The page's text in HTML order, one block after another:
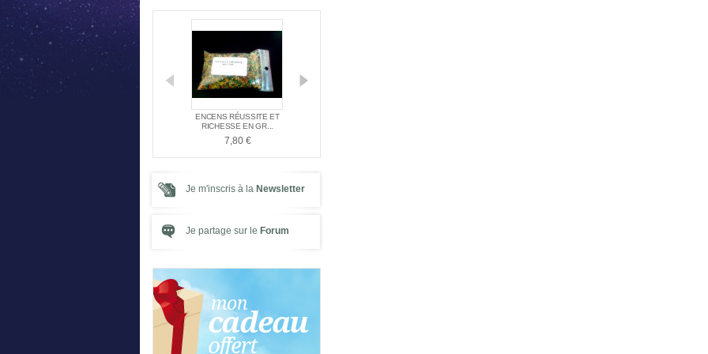
ENCENS RÉUSSITE ET
RICHESSE EN GR...
7,80 €
Je m'inscris à la Newsletter
Je partage sur le Forum